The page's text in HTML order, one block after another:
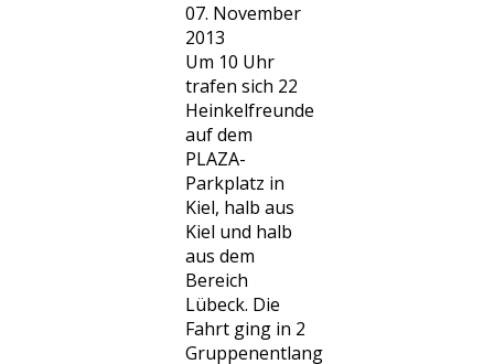
07. November
2013
Um 10 Uhr
trafen sich 22
Heinkelfreunde
auf dem
PLAZA-
Parkplatz in
Kiel, halb aus
Kiel und halb
aus dem
Bereich
Lübeck. Die
Fahrt ging in 2
Gruppenentlang